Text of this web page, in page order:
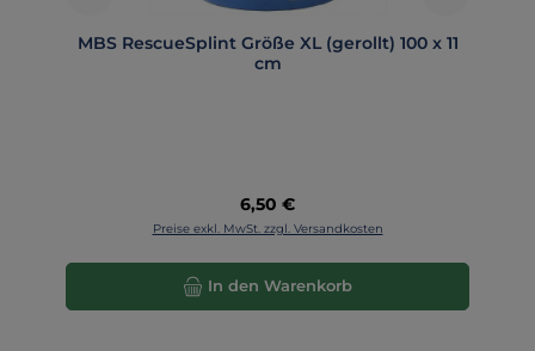
MBS RescueSplint Größe XL (gerollt) 100 x 11
cm
Regulärer Preis:
6,50 €
Preise exkl. MwSt. zzgl. Versandkosten
In den Warenkorb